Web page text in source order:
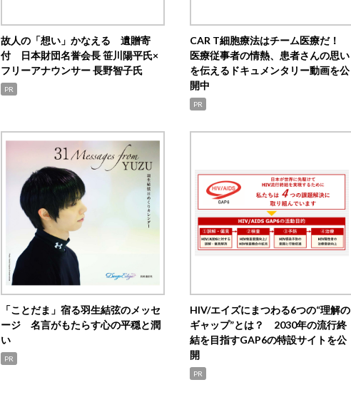
故人の「想い」かなえる 遺贈寄
付 日本財団名誉会長 笹川陽平氏×
フリーアナウンサー 長野智子氏
PR
CAR T細胞療法はチーム医療だ！
医療従事者の情熱、患者さんの思い
を伝えるドキュメンタリー動画を公
開中
PR
「ことだま」宿る羽生結弦のメッセ
ージ 名言がもたらす心の平穏と潤
い
PR
HIV/エイズにまつわる6つの“理解の
ギャップ”とは？ 2030年の流行終
結を目指すGAP6の特設サイトを公
開
PR